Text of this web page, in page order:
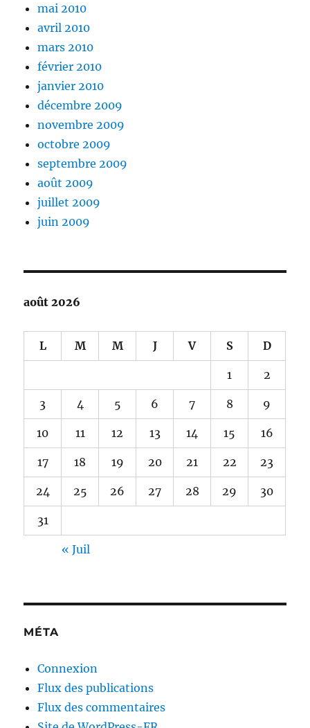
mai 2010
avril 2010
mars 2010
février 2010
janvier 2010
décembre 2009
novembre 2009
octobre 2009
septembre 2009
août 2009
juillet 2009
juin 2009
août 2026
L M M J V S D
1 2
3 4 5 6 7 8 9
10 11 12 13 14 15 16
17 18 19 20 21 22 23
24 25 26 27 28 29 30
31
« Juil
MÉTA
Connexion
Flux des publications
Flux des commentaires